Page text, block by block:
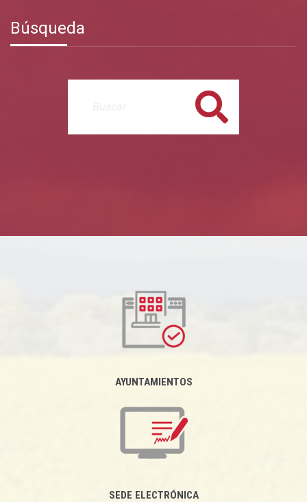
Búsqueda
Buscar
AYUNTAMIENTOS
SEDE ELECTRÓNICA